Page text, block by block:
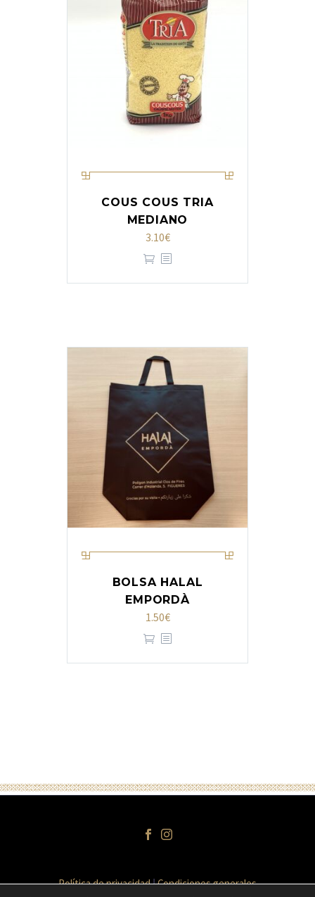
COUS COUS TRIA
MEDIANO
3.10€
BOLSA HALAL
EMPORDÀ
1.50€
Política de privacidad Condiciones generales